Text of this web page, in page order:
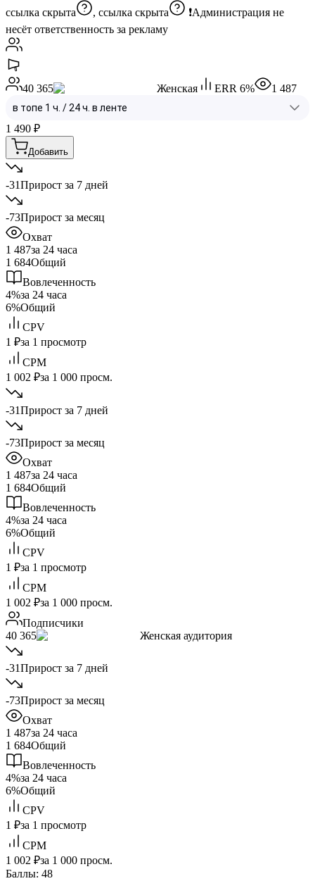
ссылка скрыта
, ссылка скрыта
❗️Администрация не
несёт ответственность за рекламу
40 365 Женская ERR 6% 1 487
1 490 ₽
Добавить
-31Прирост за 7 дней
-73Прирост за месяц
Охват
1 487за 24 часа
1 684Общий
Вовлеченность
4%за 24 часа
6%Общий
CPV
1 ₽за 1 просмотр
CPM
1 002 ₽за 1 000 просм.
-31Прирост за 7 дней
-73Прирост за месяц
Охват
1 487за 24 часа
1 684Общий
Вовлеченность
4%за 24 часа
6%Общий
CPV
1 ₽за 1 просмотр
CPM
1 002 ₽за 1 000 просм.
Подписчики
40 365
Женская аудитория
-31Прирост за 7 дней
-73Прирост за месяц
Охват
1 487за 24 часа
1 684Общий
Вовлеченность
4%за 24 часа
6%Общий
CPV
1 ₽за 1 просмотр
CPM
1 002 ₽за 1 000 просм.
Баллы: 48